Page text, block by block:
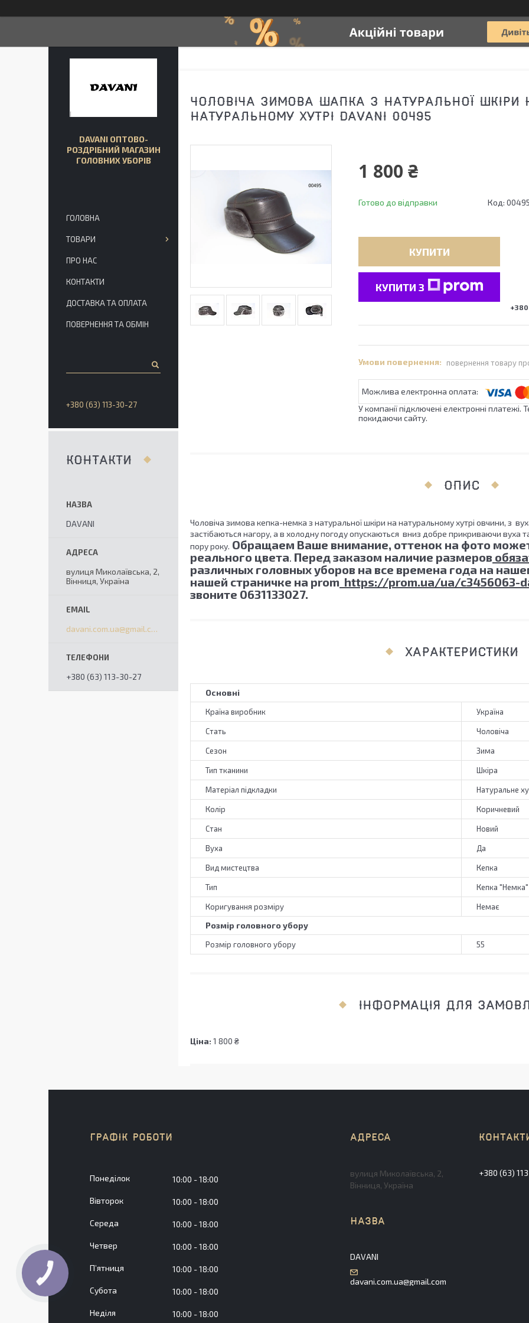
ЧОЛОВІЧА ЗИМОВА ШАПКА З НАТУРАЛЬНОЇ ШКІРИ
НАТУРАЛЬНОМУ ХУТРІ DAVANI 00495
1 800 ₴
Готово до відправки Код: 00495
КУПИТИ
КУПИТИ З
повернення товару
У компанії підключені електронні
покидаючи сайту.
ОПИС
Чоловіча зимова кепка-немка з натуральної шкіри на натуральному хутрі овчини, з
застібаються нагору, а в холодну погоду опускаються вниз добре прикриваючи
пору року. Обращаем Ваше внимание, оттенок на фото
реального цвета. Перед заказом наличие размеров
различных головных уборов на все времена года на
нашей страничке на prom https://prom.ua/ua/c3456063-
звоните 0631133027.
ХАРАКТЕРИСТИКИ
Основні
Країна виробник Україна
Стать Чоловіча
Сезон Зима
Тип тканини Шкіра
Матеріал підкладки Натуральне
Колір Коричневий
Стан Новий
Вуха Да
Вид мистецтва Кепка
Тип Кепка "Немка"
Коригування розміру Немає
Розмір головного убору
Розмір головного убору 55
ІНФОРМАЦІЯ ДЛЯ
Ціна: 1 800 ₴
DAVANI ОПТОВО-
РОЗДРІБНИЙ МАГАЗИН
ГОЛОВНИХ УБОРІВ
ГОЛОВНА
ТОВАРИ
ПРО НАС
КОНТАКТИ
ДОСТАВКА ТА ОПЛАТА
ПОВЕРНЕННЯ ТА ОБМІН
+380 (63) 113-30-27
КОНТАКТИ
DAVANI
вулиця Миколаївська, 2,
Вінниця, Україна
davani.com.ua@gmail.com
+380 (63) 113-30-27
ГРАФІК РОБОТИ
Понеділок 10:00 18:00
Вівторок 10:00 18:00
Середа 10:00 18:00
Четвер 10:00 18:00
Пʼятниця 10:00 18:00
Субота 10:00 18:00
Неділя 10:00 18:00
вулиця Миколаївська, 2,
Вінниця, Україна
DAVANI
davani.com.ua@gmail.com
+380 (63)